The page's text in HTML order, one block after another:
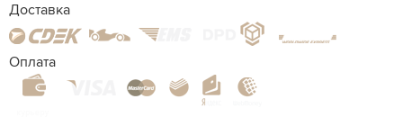
Доставка
Оплата